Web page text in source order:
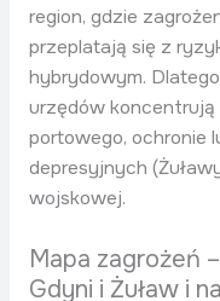
region, gdzie
przeplatają się z
hybrydowym.
urzędów
portowego, ochronie
depresyjnych
wojskowej.
Mapa zagrożeń
Gdyni i Żuław i